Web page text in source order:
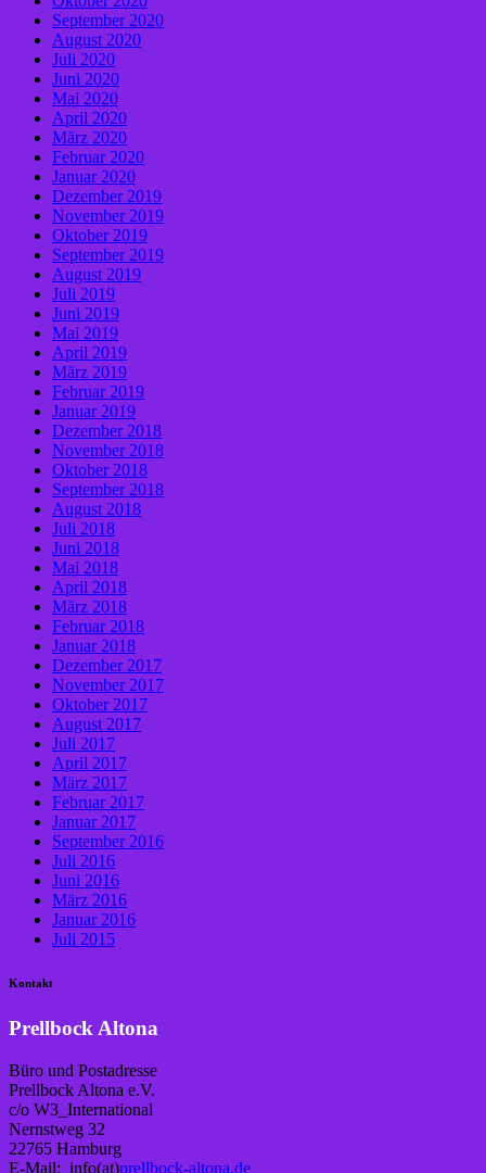
September 2020
August 2020
Juli 2020
Juni 2020
Mai 2020
April 2020
März 2020
Februar 2020
Januar 2020
Dezember 2019
November 2019
Oktober 2019
September 2019
August 2019
Juli 2019
Juni 2019
Mai 2019
April 2019
März 2019
Februar 2019
Januar 2019
Dezember 2018
November 2018
Oktober 2018
September 2018
August 2018
Juli 2018
Juni 2018
Mai 2018
April 2018
März 2018
Februar 2018
Januar 2018
Dezember 2017
November 2017
Oktober 2017
August 2017
Juli 2017
April 2017
März 2017
Februar 2017
Januar 2017
September 2016
Juli 2016
Juni 2016
März 2016
Januar 2016
Juli 2015
Kontakt
Prellbock Altona
Büro und Postadresse
Prellbock Altona e.V.
c/o W3_International
Nernstweg 32
22765 Hamburg
E-Mail: info(at)prellbock-altona.de